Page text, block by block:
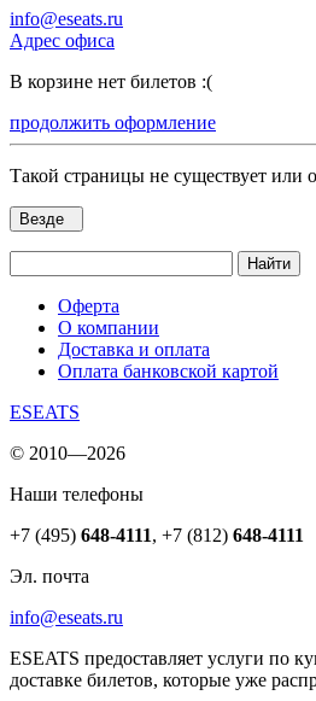
info@eseats.ru
Адрес офиса
В корзине нет билетов :(
продолжить оформление
Такой страницы не существует или
Везде
Найти
Оферта
О компании
Доставка и оплата
Оплата банковской картой
ESEATS
© 2010—2026
Наши телефоны
+7 (495) 648-4111, +7 (812) 648-4111
Эл. почта
info@eseats.ru
ESEATS предоставляет услуги по
доставке билетов, которые уже